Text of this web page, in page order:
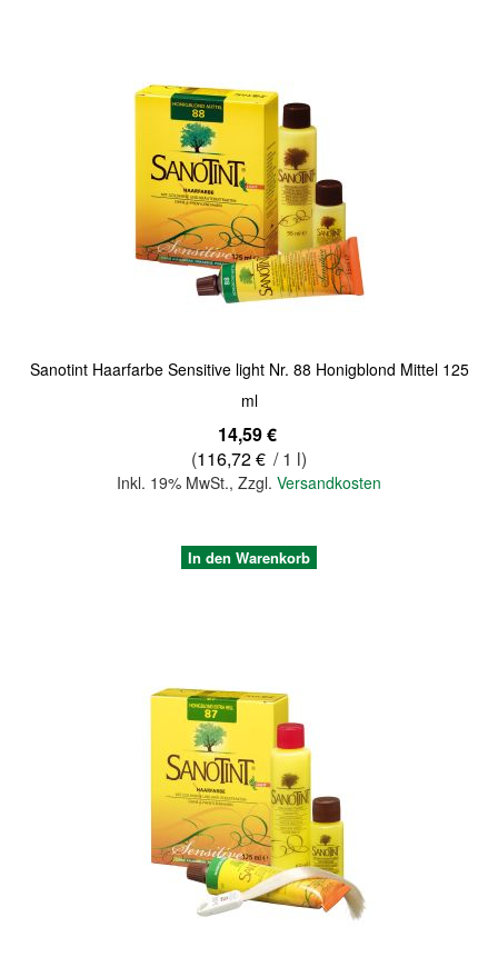
Sanotint Haarfarbe Sensitive light Nr. 88 Honigblond Mittel 125
ml
14,59 €
(116,72 € / 1 l)
Inkl. 19% MwSt., Zzgl. Versandkosten
In den Warenkorb